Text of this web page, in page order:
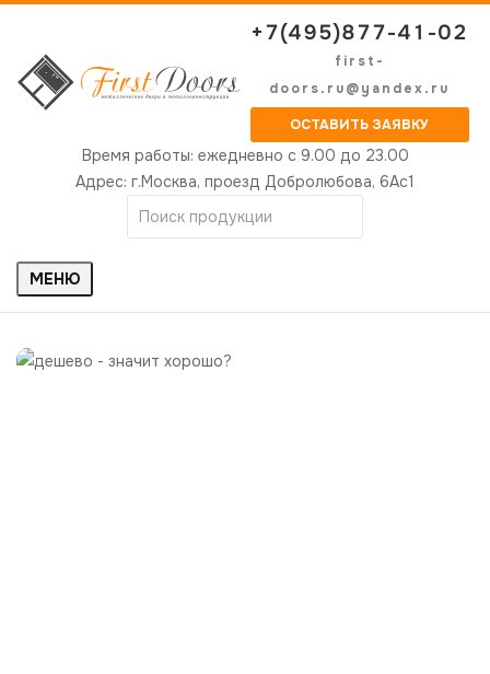
Время работы: ежедневно с 9.00 до 23.00
Адрес: г.Москва, проезд Добролюбова, 6Ас1
+7(495)877-41-02
first-
doors.ru@yandex.ru
ОСТАВИТЬ ЗАЯВКУ
МЕНЮ